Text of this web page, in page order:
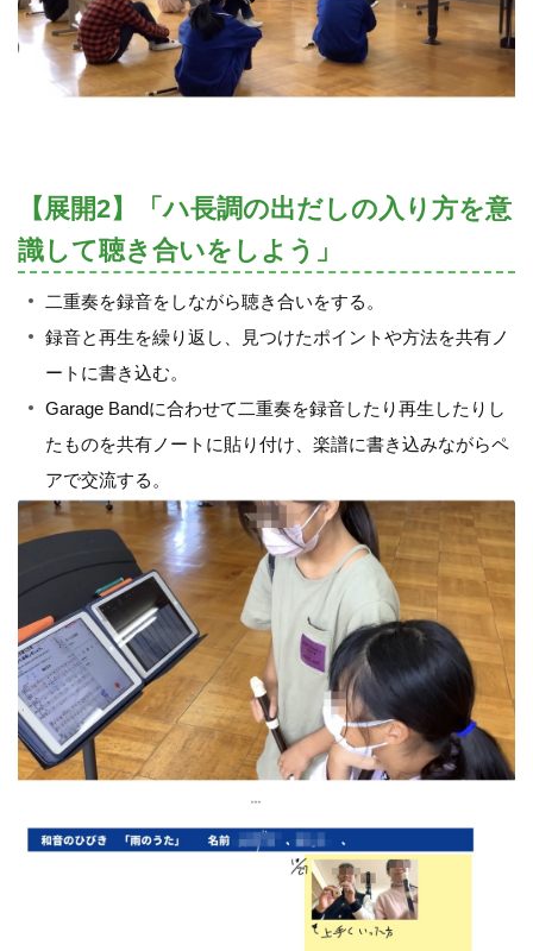
【展開2】「ハ長調の出だしの入り方を意
識して聴き合いをしよう」
二重奏を録音をしながら聴き合いをする。
録音と再生を繰り返し、見つけたポイントや方法を共有ノ
ートに書き込む。
Garage Bandに合わせて二重奏を録音したり再生したりし
たものを共有ノートに貼り付け、楽譜に書き込みながらペ
アで交流する。